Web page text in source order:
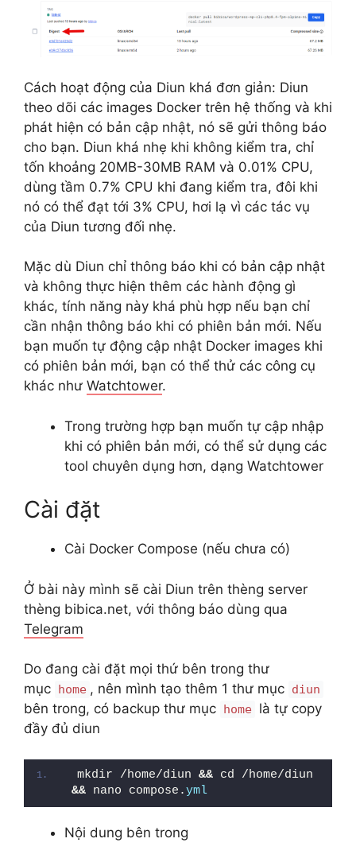
Cách hoạt động của Diun khá đơn giản: Diun
theo dõi các images Docker trên hệ thống và khi
phát hiện có bản cập nhật, nó sẽ gửi thông báo
cho bạn. Diun khá nhẹ khi không kiểm tra, chỉ
tốn khoảng 20MB-30MB RAM và 0.01% CPU,
dùng tầm 0.7% CPU khi đang kiểm tra, đôi khi
nó có thể đạt tới 3% CPU, hơi lạ vì các tác vụ
của Diun tương đối nhẹ.
Mặc dù Diun chỉ thông báo khi có bản cập nhật
và không thực hiện thêm các hành động gì
khác, tính năng này khá phù hợp nếu bạn chỉ
cần nhận thông báo khi có phiên bản mới. Nếu
bạn muốn tự động cập nhật Docker images khi
có phiên bản mới, bạn có thể thử các công cụ
khác như Watchtower.
Trong trường hợp bạn muốn tự cập nhập
khi có phiên bản mới, có thể sử dụng các
tool chuyên dụng hơn, dạng Watchtower
Cài đặt
Cài Docker Compose (nếu chưa có)
Ở bài này mình sẽ cài Diun trên thèng server
thèng bibica.net, với thông báo dùng qua
Telegram
Do đang cài đặt mọi thứ bên trong thư
mục
home , nên mình tạo thêm 1 thư mục diun
bên trong, có backup thư mục home là tự copy
đầy đủ diun
mkdir /home/diun &&
&& nano compose.yml
Nội dung bên trong